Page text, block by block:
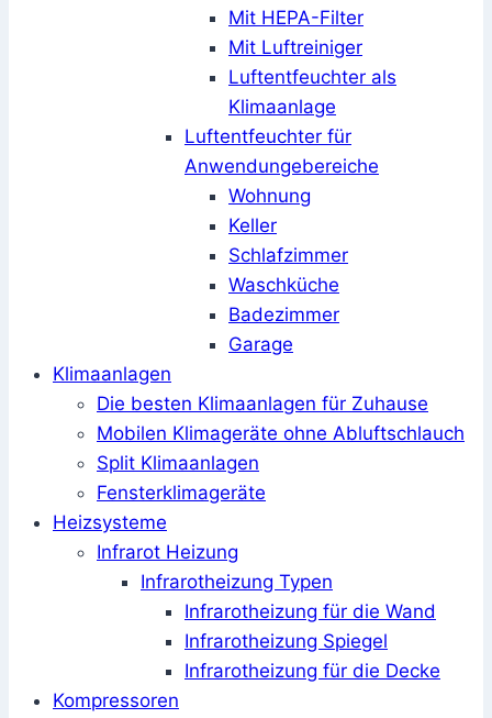
Mit HEPA-Filter
Mit Luftreiniger
Luftentfeuchter als
Klimaanlage
Luftentfeuchter für
Anwendungebereiche
Wohnung
Keller
Schlafzimmer
Waschküche
Badezimmer
Garage
Klimaanlagen
Die besten Klimaanlagen für Zuhause
Mobilen Klimageräte ohne Abluftschlauch
Split Klimaanlagen
Fensterklimageräte
Heizsysteme
Infrarot Heizung
Infrarotheizung Typen
Infrarotheizung für die Wand
Infrarotheizung Spiegel
Infrarotheizung für die Decke
Kompressoren